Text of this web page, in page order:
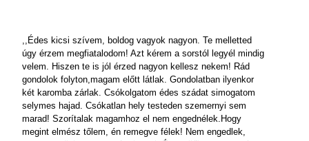
,,Édes kicsi szívem, boldog vagyok nagyon. Te melletted
úgy érzem megfiatalodom! Azt kérem a sorstól legyél mindig
velem. Hiszen te is jól érzed nagyon kellesz nekem! Rád
gondolok folyton,magam előtt látlak. Gondolatban ilyenkor
két karomba zárlak. Csókolgatom édes szádat simogatom
selymes hajad. Csókatlan hely testeden szemernyi sem
marad! Szorítalak magamhoz el nem engednélek.Hogy
megint elmész tőlem, én remegve félek! Nem engedlek,